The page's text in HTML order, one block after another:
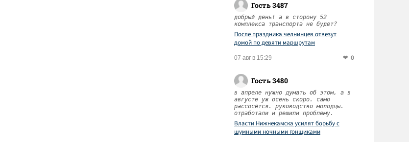
Гость 3487
добрый день! а в сторону 52
комплекса транспорта не будет?
После праздника челнинцев отвезут
домой по девяти маршрутам
07 авг в 15:29 0
Гость 3480
в апреле нужно думать об этом, а в
августе уж осень скоро. само
рассосётся. руководство молодцы.
отработали и решили проблему.
Власти Нижнекамска усилят борьбу с
шумными ночными гонщиками